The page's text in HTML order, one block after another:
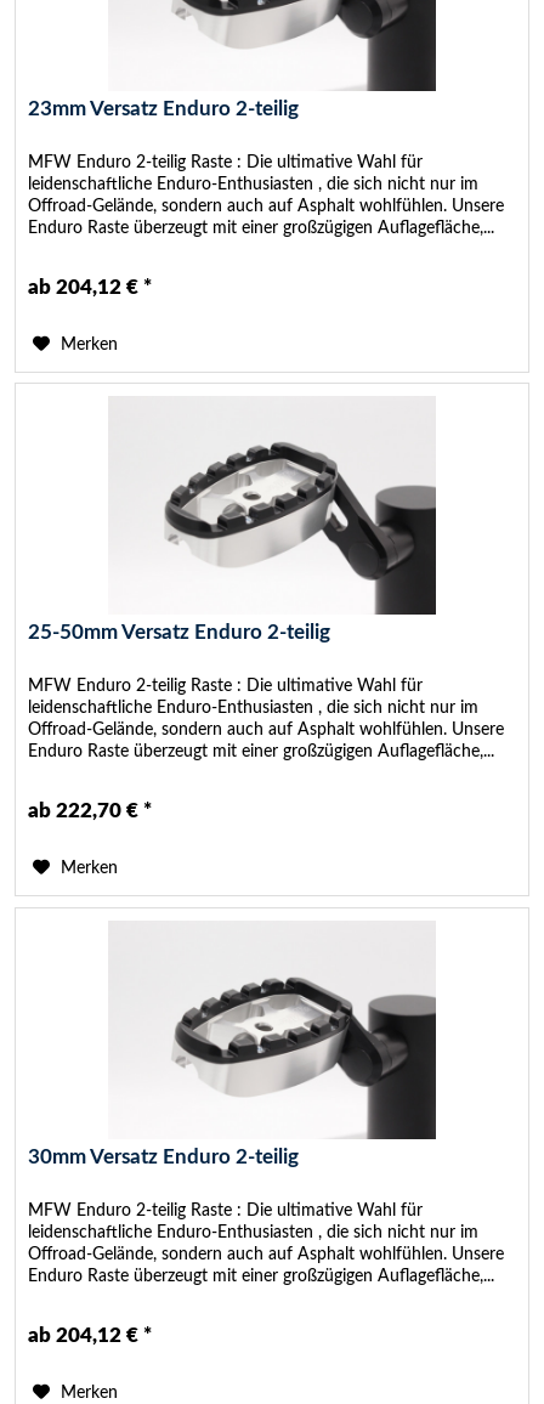
23mm Versatz Enduro 2-teilig
MFW Enduro 2-teilig Raste : Die ultimative Wahl für
leidenschaftliche Enduro-Enthusiasten , die sich nicht nur im
Offroad-Gelände, sondern auch auf Asphalt wohlfühlen. Unsere
Enduro Raste überzeugt mit einer großzügigen Auflagefläche,...
ab 204,12 € *
Merken
25-50mm Versatz Enduro 2-teilig
MFW Enduro 2-teilig Raste : Die ultimative Wahl für
leidenschaftliche Enduro-Enthusiasten , die sich nicht nur im
Offroad-Gelände, sondern auch auf Asphalt wohlfühlen. Unsere
Enduro Raste überzeugt mit einer großzügigen Auflagefläche,...
ab 222,70 € *
Merken
30mm Versatz Enduro 2-teilig
MFW Enduro 2-teilig Raste : Die ultimative Wahl für
leidenschaftliche Enduro-Enthusiasten , die sich nicht nur im
Offroad-Gelände, sondern auch auf Asphalt wohlfühlen. Unsere
Enduro Raste überzeugt mit einer großzügigen Auflagefläche,...
ab 204,12 € *
Merken